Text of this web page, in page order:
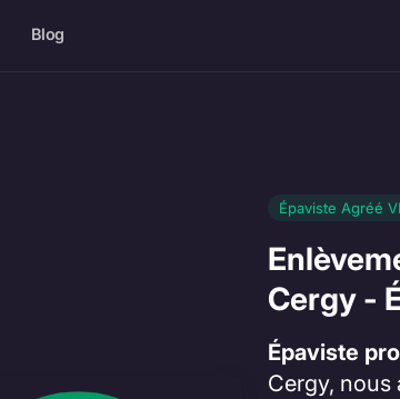
Blog
Épaviste Agréé
Cergy -
Épaviste
Cergy, nous